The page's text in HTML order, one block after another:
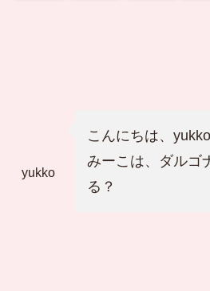
yukko
こんにちは、yukko
みーこは、ダルゴ
る？